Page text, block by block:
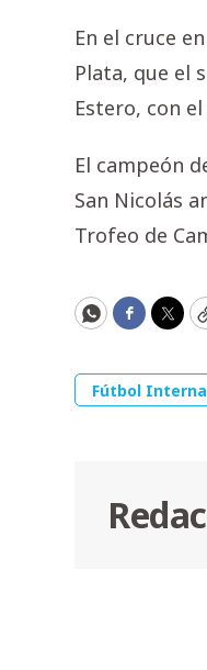
En el cruce
Plata, que el
Estero, con
El campeón
San Nicolás
Trofeo de
WhatsApp
Fútbol